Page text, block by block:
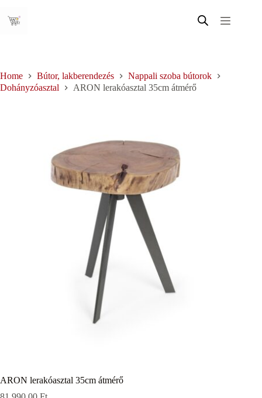
content
Home Bútor, lakberendezés
Nappali szoba bútorok
Dohányzóasztal
ARON lerakóasztal 35cm átmérő
ARON lerakóasztal 35cm átmérő